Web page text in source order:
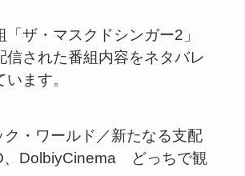
ザ・マスクドシンガー2」
された番組内容をネタバレ
ます。